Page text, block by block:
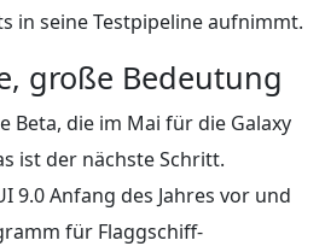
in seine Testpipeline aufnimmt.
große Bedeutung
Beta, die im Mai für die Galaxy
ist der nächste Schritt.
9.0 Anfang des Jahres vor und
für Flaggschiff-